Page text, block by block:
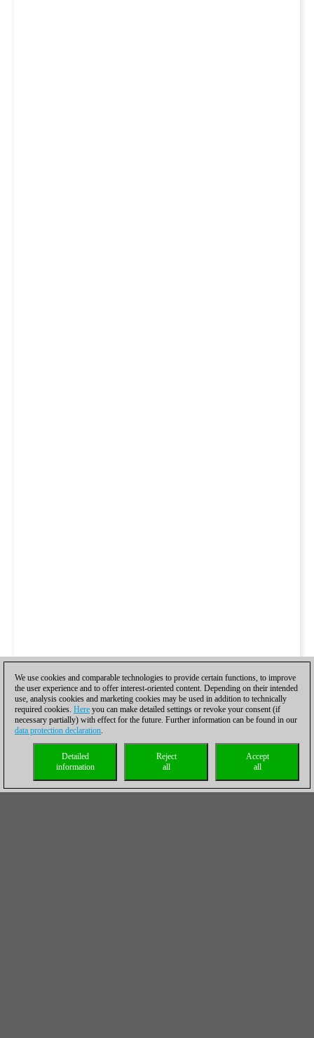
We use cookies and comparable technologies to provide certain functions, to improve
the user experience and to offer interest-oriented content. Depending on their intended
use, analysis cookies and marketing cookies may be used in addition to technically
required cookies. Here you can make detailed settings or revoke your consent (if
necessary partially) with effect for the future. Further information can be found in our
data protection declaration.
Accept
all
Reject
all
Detailed
information